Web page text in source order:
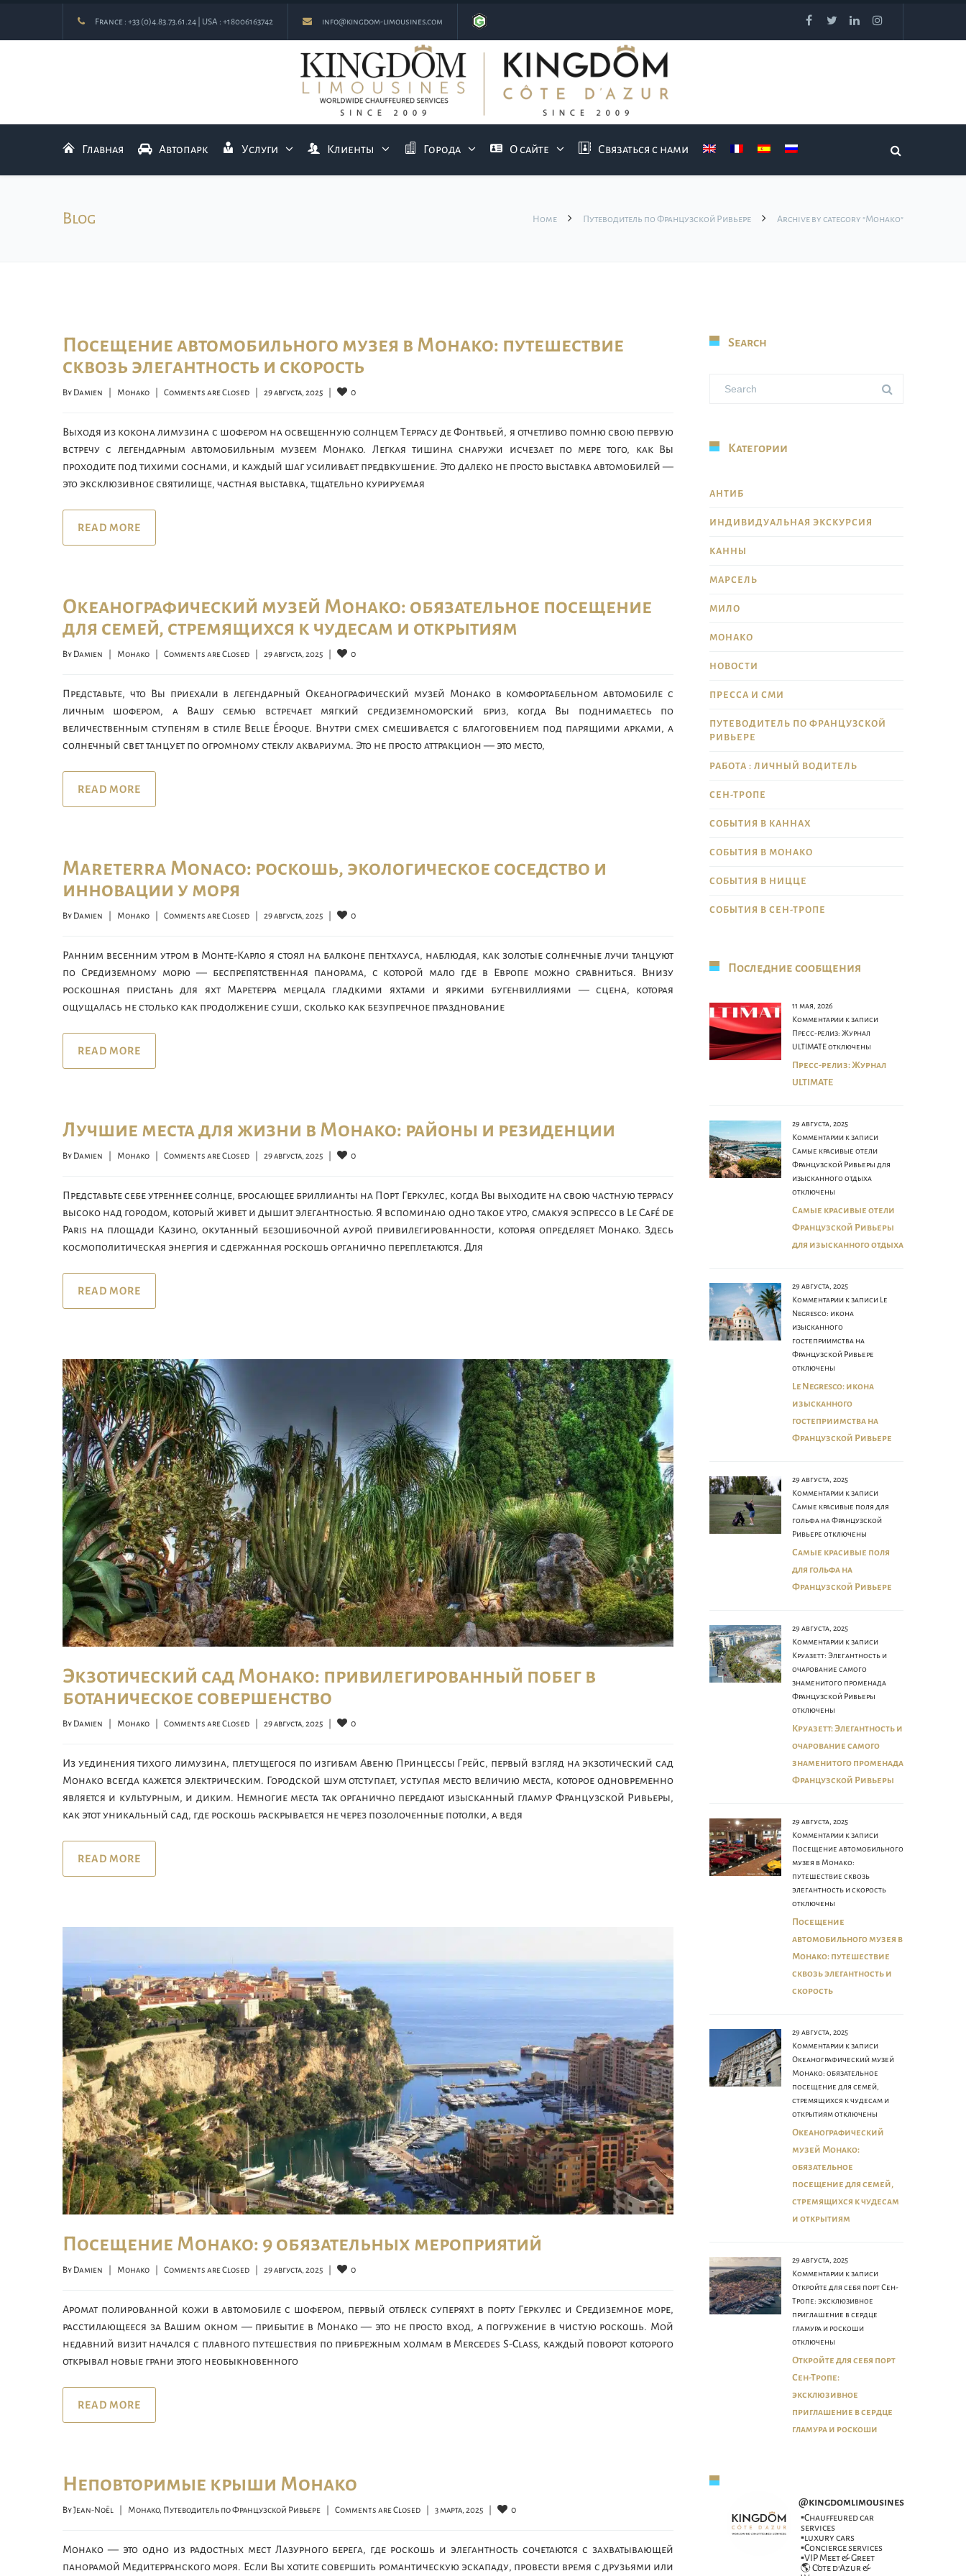
France : +33 (0)4.83.73.61.24 | USA : +18006163742 info@kingdom-limousines.com
Главная Автопарк Услуги Клиенты Города О сайте Связаться с нами
Blog Home Путеводитель по Французской Ривьере Archive by category "Монако"
Посещение автомобильного музея в Монако: путешествие
сквозь элегантность и скорость
By Damien Монако Comments are Closed 29 августа, 2025 0
Выходя из кокона лимузина с шофером на освещенную солнцем Террасу де Фонтвьей, я отчетливо помню свою первую
встречу с легендарным автомобильным музеем Монако. Легкая тишина снаружи исчезает по мере того, как Вы
проходите под тихими соснами, и каждый шаг усиливает предвкушение. Это далеко не просто выставка автомобилей —
это эксклюзивное святилище, частная выставка, тщательно курируемая
READ MORE
Океанографический музей Монако: обязательное посещение
для семей, стремящихся к чудесам и открытиям
By Damien Монако Comments are Closed 29 августа, 2025 0
Представьте, что Вы приехали в легендарный Океанографический музей Монако в комфортабельном автомобиле с
личным шофером, а Вашу семью встречает мягкий средиземноморский бриз, когда Вы поднимаетесь по
величественным ступеням в стиле Belle Époque. Внутри смех смешивается с благоговением под парящими арками, а
солнечный свет танцует по огромному стеклу аквариума. Это не просто аттракцион — это место,
READ MORE
Mareterra Monaco: роскошь, экологическое соседство и
инновации у моря
By Damien Монако Comments are Closed 29 августа, 2025 0
Ранним весенним утром в Монте-Карло я стоял на балконе пентхауса, наблюдая, как золотые солнечные лучи танцуют
по Средиземному морю — беспрепятственная панорама, с которой мало где в Европе можно сравниться. Внизу
роскошная пристань для яхт Маретерра мерцала гладкими яхтами и яркими бугенвиллиями — сцена, которая
ощущалась не столько как продолжение суши, сколько как безупречное празднование
READ MORE
Лучшие места для жизни в Монако: районы и резиденции
By Damien Монако Comments are Closed 29 августа, 2025 0
Представьте себе утреннее солнце, бросающее бриллианты на Порт Геркулес, когда Вы выходите на свою частную террасу
высоко над городом, который живет и дышит элегантностью. Я вспоминаю одно такое утро, смакуя эспрессо в Le Café de
Paris на площади Казино, окутанный безошибочной аурой привилегированности, которая определяет Монако. Здесь
космополитическая энергия и сдержанная роскошь органично переплетаются. Для
READ MORE
Экзотический сад Монако: привилегированный побег в
ботаническое совершенство
By Damien Монако Comments are Closed 29 августа, 2025 0
Из уединения тихого лимузина, плетущегося по изгибам Авеню Принцессы Грейс, первый взгляд на экзотический сад
Монако всегда кажется электрическим. Городской шум отступает, уступая место величию места, которое одновременно
является и культурным, и диким. Немногие места так органично передают изысканный гламур Французской Ривьеры,
как этот уникальный сад, где роскошь раскрывается не через позолоченные потолки, а ведя
READ MORE
Посещение Монако: 9 обязательных мероприятий
By Damien Монако Comments are Closed 29 августа, 2025 0
Аромат полированной кожи в автомобиле с шофером, первый отблеск суперяхт в порту Геркулес и Средиземное море,
расстилающееся за Вашим окном — прибытие в Монако — это не просто вход, а погружение в чистую роскошь. Мой
недавний визит начался с плавного путешествия по прибрежным холмам в Mercedes S-Class, каждый поворот которого
открывал новые грани этого необыкновенного
READ MORE
Неповторимые крыши Монако
By Jean-Noël Монако, Путеводитель по Французской Ривьере Comments are Closed 3 марта, 2025 0
Монако — это одно из радостных мест Лазурного берега, где роскошь и элегантность сочетаются с захватывающей
панорамой Медитерранского моря. Если Вы хотите совершить романтическую эскападу, провести время с друзьями или
Search
Категории
АНТИБ
ИНДИВИДУАЛЬНАЯ ЭКСКУРСИЯ
КАННЫ
МАРСЕЛЬ
МИЛО
МОНАКО
НОВОСТИ
ПРЕССА И СМИ
ПУТЕВОДИТЕЛЬ ПО ФРАНЦУЗСКОЙ
РИВЬЕРЕ
РАБОТА : ЛИЧНЫЙ ВОДИТЕЛЬ
СЕН-ТРОПЕ
СОБЫТИЯ В КАННАХ
СОБЫТИЯ В МОНАКО
СОБЫТИЯ В НИЦЦЕ
СОБЫТИЯ В СЕН-ТРОПЕ
Последние сообщения
11 мая, 2026
Комментарии к записи
Пресс-релиз: Журнал
ULTIMATEотключены
Пресс-релиз: Журнал
ULTIMATE
29 августа, 2025
Комментарии к записи
Самые красивые отели
Французской Ривьеры для
изысканного отдыха
отключены
Самые красивые отели
Французской Ривьеры
для изысканного отдыха
29 августа, 2025
Комментарии к записи Le
Negresco: икона
изысканного
гостеприимства на
Французской Ривьере
отключены
Le Negresco: икона
изысканного
гостеприимства на
Французской Ривьере
29 августа, 2025
Комментарии к записи
Самые красивые поля для
гольфа на Французской
Ривьере отключены
Самые красивые поля
для гольфа на
Французской Ривьере
29 августа, 2025
Комментарии к записи
Круазетт: Элегантность и
очарование самого
знаменитого променада
Французской Ривьеры
отключены
Круазетт: Элегантность и
очарование самого
знаменитого променада
Французской Ривьеры
29 августа, 2025
Комментарии к записи
Посещение автомобильного
музея в Монако:
путешествие сквозь
элегантность и скорость
отключены
Посещение
автомобильного музея в
Монако: путешествие
сквозь элегантность и
скорость
29 августа, 2025
Комментарии к записи
Океанографический музей
Монако: обязательное
посещение для семей,
стремящихся к чудесам и
открытиямотключены
Океанографический
музей Монако:
обязательное
посещение для семей,
стремящихся к чудесам
и открытиям
29 августа, 2025
Комментарии к записи
Откройте для себя порт Сен-
Тропе: эксклюзивное
приглашение в сердце
гламура и роскоши
отключены
Откройте для себя порт
Сен-Тропе:
эксклюзивное
приглашение в сердце
гламура и роскоши
@kingdomlimousines
▪️Chauffeured car
services
▪️luxury cars
▪️Concierge services
▪️VIP Meet & Greet
🌎 Côte d’Azur &